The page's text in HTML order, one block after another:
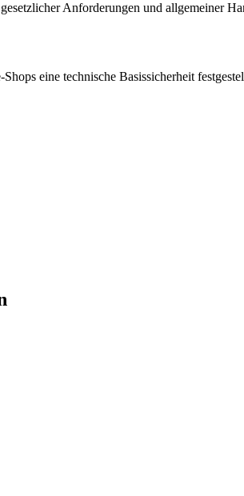
Anforderungen und allgemeiner
eine technische Basissicherheit